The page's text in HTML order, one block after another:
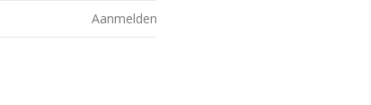
Aanmelden